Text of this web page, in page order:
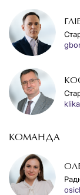
КОМАНДА